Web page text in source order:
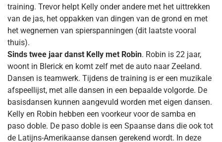
training. Trevor helpt Kelly onder andere met het uittrekken
van de jas, het oppakken van dingen van de grond en met
het wegnemen van spierspanningen (dit laatste vooral
thuis).
Sinds twee jaar danst Kelly met Robin. Robin is 22 jaar,
woont in Blerick en komt zelf met de auto naar Zeeland.
Dansen is teamwerk. Tijdens de training is er een muzikale
afspeellijst, met alle dansen in een bepaalde volgorde. De
basisdansen kunnen aangevuld worden met eigen dansen.
Kelly en Robin hebben een voorkeur voor de samba en
paso doble. De paso doble is een Spaanse dans die ook tot
de Latijns-Amerikaanse dansen gerekend wordt. In deze